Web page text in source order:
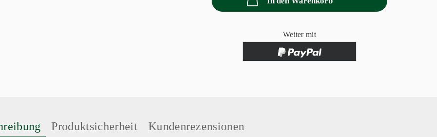
Weiter mit
Produktsicherheit Kundenrezensionen